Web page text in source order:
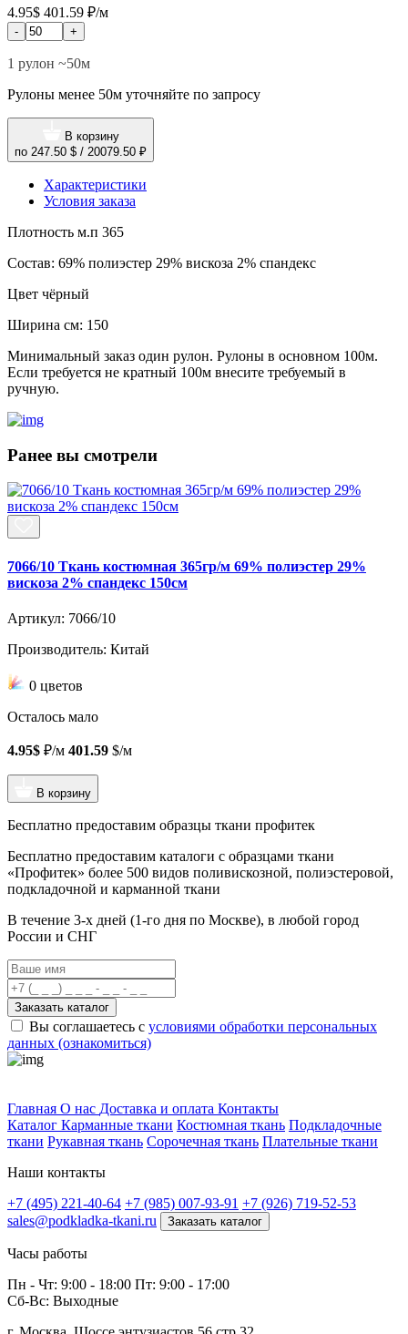
4.95$ 401.59 ₽/м
- +
1 рулон ~50м
Рулоны менее 50м уточняйте по запросу
В корзину
по 247.50 $ / 20079.50 ₽
Характеристики
Условия заказа
Плотность м.п 365
Состав: 69% полиэстер 29% вискоза 2% спандекс
Цвет чёрный
Ширина см: 150
Минимальный заказ один рулон. Рулоны в основном 100м.
Если требуется не кратный 100м внесите требуемый в
ручную.
Ранее вы смотрели
7066/10 Ткань костюмная 365гр/м 69% полиэстер 29%
вискоза 2% спандекс 150см
Артикул: 7066/10
Производитель: Китай
0 цветов
Осталось мало
4.95$ ₽/м 401.59 $/м
В корзину
Бесплатно предоставим образцы ткани профитек
Бесплатно предоставим каталоги с образцами ткани
«Профитек» более 500 видов поливискозной, полиэстеровой,
подкладочной и карманной ткани
В течение 3-х дней (1-го дня по Москве), в любой город
России и СНГ
Заказать каталог
Вы соглашаетесь с условиями обработки персональных
данных (ознакомиться)
Главная О нас Доставка и оплата Контакты
Каталог Карманные ткани Костюмная ткань Подкладочные
ткани Рукавная ткань Сорочечная ткань Плательные ткани
Наши контакты
+7 (495) 221-40-64 +7 (985) 007-93-91 +7 (926) 719-52-53
sales@podkladka-tkani.ru
Заказать каталог
Часы работы
Пн - Чт: 9:00 - 18:00 Пт: 9:00 - 17:00
Сб-Вс: Выходные